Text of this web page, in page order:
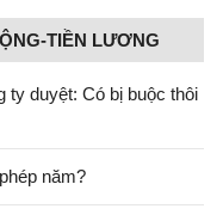
TIỀN LƯƠNG
duyệt: Có bị buộc thôi
năm?